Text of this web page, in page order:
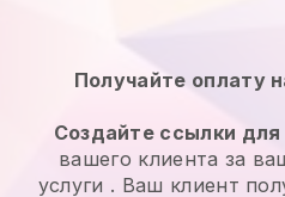
Получайте оплату
Создайте ссылки
вашего клиента за
услуги . Ваш клиент